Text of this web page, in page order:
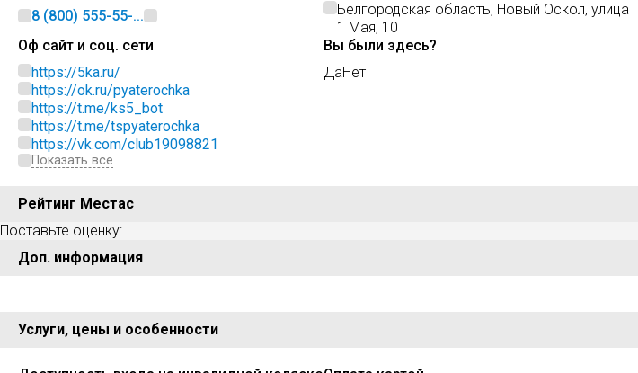
8 (800) 555-55-...
Белгородская область, Новый Оскол, улица
1 Мая, 10
Оф сайт и соц. сети
https://5ka.ru/
https://ok.ru/pyaterochka
https://t.me/ks5_bot
https://t.me/tspyaterochka
https://vk.com/club19098821
Показать все
Вы были здесь?
ДаНет
Рейтинг Местас
Поставьте оценку:
Доп. информация
Услуги, цены и особенности